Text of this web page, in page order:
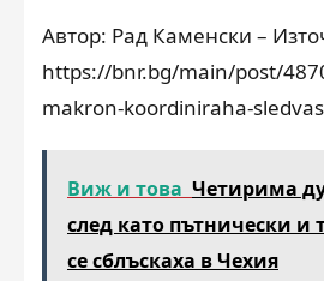
Автор: Рад Каменски –
https://bnr.bg/main/post/
makron-koordiniraha-
Виж и това Четирима
след като пътнически и
се сблъскаха в Чехия